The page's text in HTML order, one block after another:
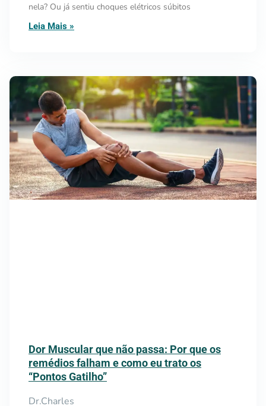
nela? Ou já sentiu choques elétricos súbitos
Leia Mais »
Dor Muscular que não passa: Por que os
remédios falham e como eu trato os
“Pontos Gatilho”
Dr.Charles